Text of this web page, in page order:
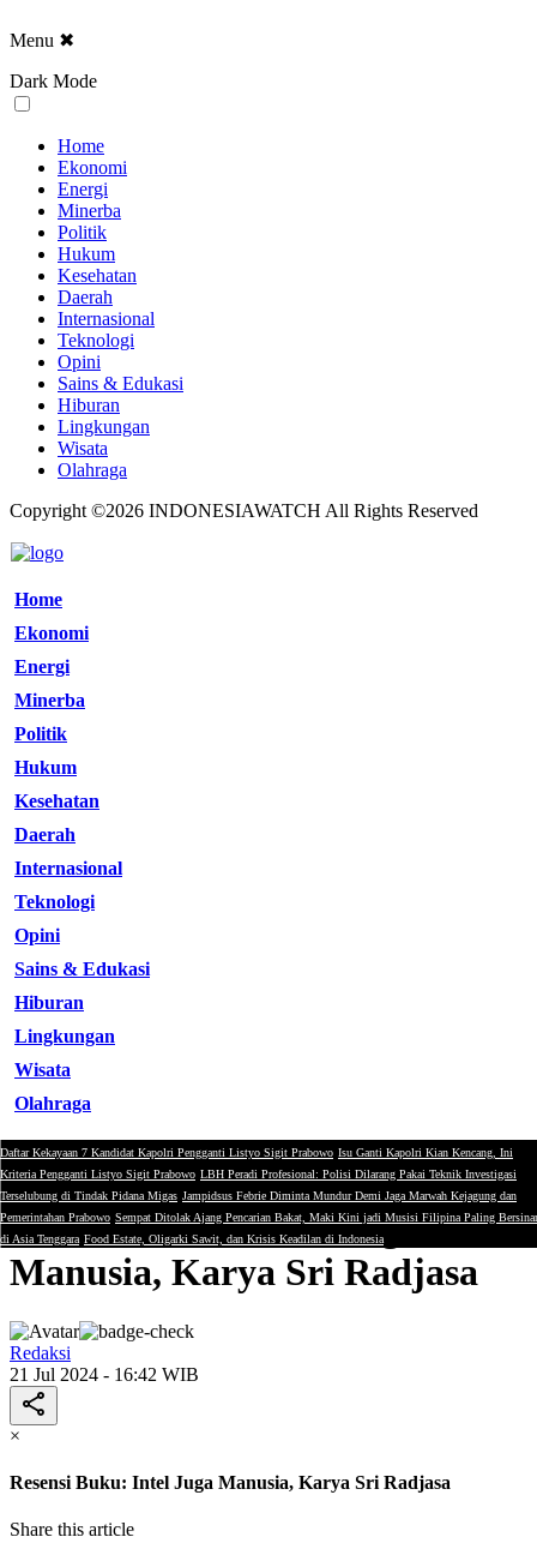
Menu ✖
Dark Mode
Home
Ekonomi
Energi
Minerba
Politik
Hukum
Kesehatan
Daerah
Internasional
Teknologi
Opini
Sains & Edukasi
Hiburan
Lingkungan
Wisata
Olahraga
Copyright ©2026 INDONESIAWATCH All Rights Reserved
Home
Ekonomi
Energi
Minerba
Politik
Hukum
Kesehatan
Daerah
Internasional
Teknologi
Opini
Sains & Edukasi
Hiburan
Lingkungan
Wisata
Olahraga
Daftar Kekayaan 7 Kandidat Kapolri Pengganti Listyo Sigit Prabowo Isu Ganti Kapolri Kian Kencang, Ini
Kriteria Pengganti Listyo Sigit Prabowo LBH Peradi Profesional: Polisi Dilarang Pakai Teknik Investigasi
Terselubung di Tindak Pidana Migas Jampidsus Febrie Diminta Mundur Demi Jaga Marwah Kejagung dan
Pemerintahan Prabowo Sempat Ditolak Ajang Pencarian Bakat, Maki Kini jadi Musisi Filipina Paling Bersinar
di Asia Tenggara Food Estate, Oligarki Sawit, dan Krisis Keadilan di Indonesia
Politik
Resensi Buku: Intel Juga
Manusia, Karya Sri Radjasa
Redaksi
21 Jul 2024 - 16:42 WIB
×
Resensi Buku: Intel Juga Manusia, Karya Sri Radjasa
Share this article